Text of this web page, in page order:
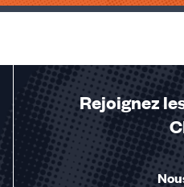
des cookies
Rejoignez